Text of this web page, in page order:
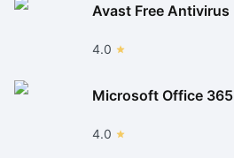
Avast Free Antivirus
4.0
Microsoft Office 365
4.0